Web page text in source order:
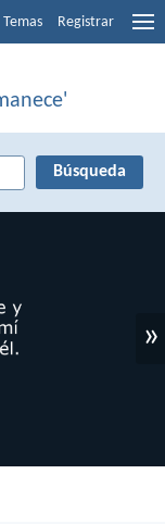
Temas Registrar
»